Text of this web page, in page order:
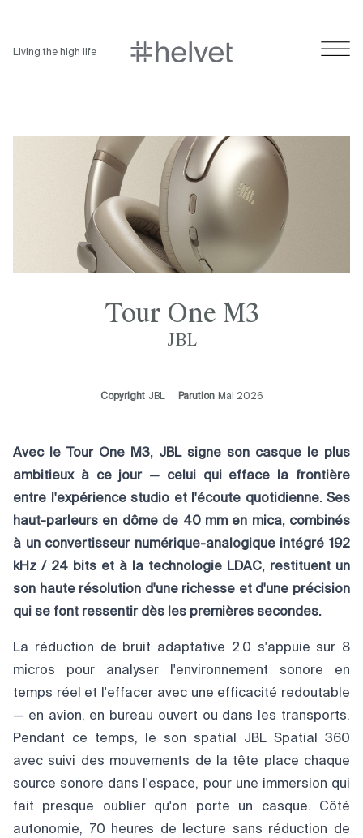
Living the high life
Tour One M3
JBL
Copyright JBL Parution Mai 2026
Avec le Tour One M3, JBL signe son casque le plus
ambitieux à ce jour — celui qui efface la frontière
entre l'expérience studio et l'écoute quotidienne. Ses
haut-parleurs en dôme de 40 mm en mica, combinés
à un convertisseur numérique-analogique intégré 192
kHz / 24 bits et à la technologie LDAC, restituent un
son haute résolution d'une richesse et d'une précision
qui se font ressentir dès les premières secondes.
La réduction de bruit adaptative 2.0 s'appuie sur 8
micros pour analyser l'environnement sonore en
temps réel et l'effacer avec une efficacité redoutable
— en avion, en bureau ouvert ou dans les transports.
Pendant ce temps, le son spatial JBL Spatial 360
avec suivi des mouvements de la tête place chaque
source sonore dans l'espace, pour une immersion qui
fait presque oublier qu'on porte un casque. Côté
autonomie, 70 heures de lecture sans réduction de